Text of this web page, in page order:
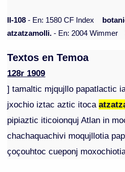
II-108 - En: 1580 CF Index
atzatzamolli. - En: 2004 Wimmer
Textos en Temoa
128r 1909
] tamaltic mjqujllo papatlactic
jxochio iztac aztic itoca
pipiaztic iticoionquj Atlan in
chachaquachivi moqujllotia
çoçouhtoc cueponj